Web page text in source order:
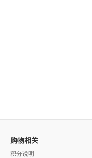
购物相关
积分说明